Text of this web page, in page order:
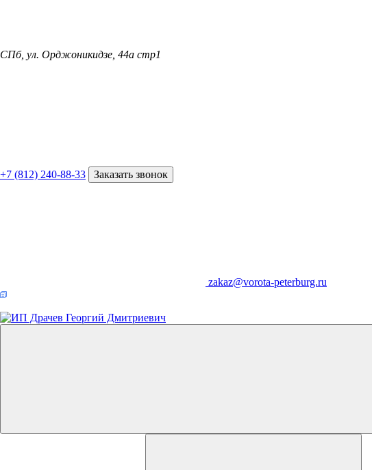
СПб, ул. Орджоникидзе, 44а стр1
+7 (812) 240-88-33 Заказать звонок
zakaz@vorota-peterburg.ru